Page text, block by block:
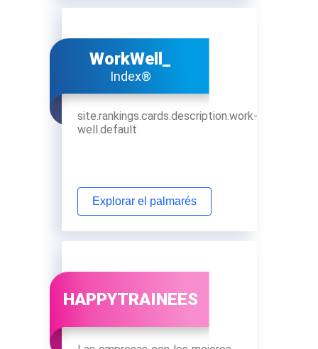
WorkWell_
Index®
site.rankings.cards.description.work-
well.default
Explorar el palmarés
HAPPYTRAINEES